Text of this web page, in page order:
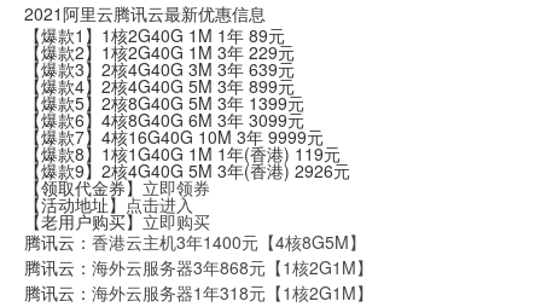
2021阿里云腾讯云最新优惠信息
【爆款1】1核2G40G 1M 1年 89元
【爆款2】1核2G40G 1M 3年 229元
【爆款3】2核4G40G 3M 3年 639元
【爆款4】2核4G40G 5M 3年 899元
【爆款5】2核8G40G 5M 3年 1399元
【爆款6】4核8G40G 6M 3年 3099元
【爆款7】4核16G40G 10M 3年 9999元
【爆款8】1核1G40G 1M 1年(香港) 119元
【爆款9】2核4G40G 5M 3年(香港) 2926元
【领取代金券】 立即领券
【活动地址】 点击进入
【老用户购买】立即购买
腾讯云： 香港云主机3年1400元【4核8G5M】
腾讯云： 海外云服务器3年868元【1核2G1M】
腾讯云： 海外云服务器1年318元【1核2G1M】